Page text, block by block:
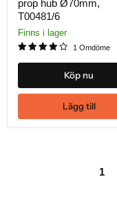
prop hub Ø70mm,
T00481/6
Finns i lager
1 Omdöme
Köp nu
Lägg till
1